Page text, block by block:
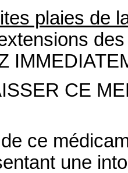
plaies de
CE
de ce
une